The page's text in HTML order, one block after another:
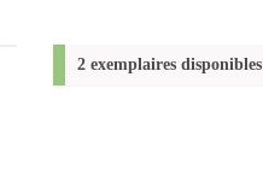
2 exemplaires disponibles